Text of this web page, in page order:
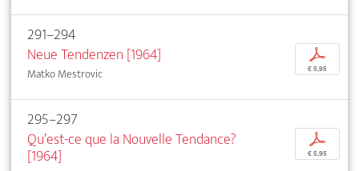
291–294
Neue Tendenzen [1964]
Matko Mestrovic
p
€ 5,95
295–297
Qu’est-ce que la Nouvelle Tendance?
[1964]
p
€ 5,95